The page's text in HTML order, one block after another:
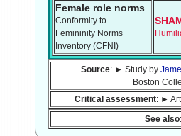
Female role norms
Conformity to
Femininity Norms
Inventory (CFNI)
Source: ► Study by
Boston
Critical assessment: ►
See also